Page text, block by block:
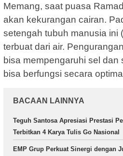
Memang, saat puasa
akan kekurangan cairan.
setengah tubuh manusia ini
terbuat dari air.
bisa mempengaruhi sel dan
bisa berfungsi secara
BACAAN LAINNYA
Teguh Santosa Apresiasi Prestasi
Terbitkan 4 Karya Tulis Go Nasional
EMP Grup Perkuat Sinergi dengan